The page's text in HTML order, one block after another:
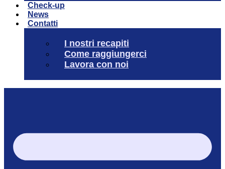
Check-up
News
Contatti
I nostri recapiti
Come raggiungerci
Lavora con noi